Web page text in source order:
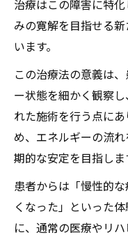
激痛寛解へ
を徹底紹介
ニー覚醒が
天啓気功治
バランス回
天啓気功治
を語る声
通常治療で効果
天啓気功
治療はこの障害に特
みの寛解を目指せる
います。
この治療法の意義は
ー状態を細かく観察
れた施術を行う点に
め、エネルギーの流
期的な安定を目指しま
患者からは「慢性的
くなった」といった
に、通常の医療やリ